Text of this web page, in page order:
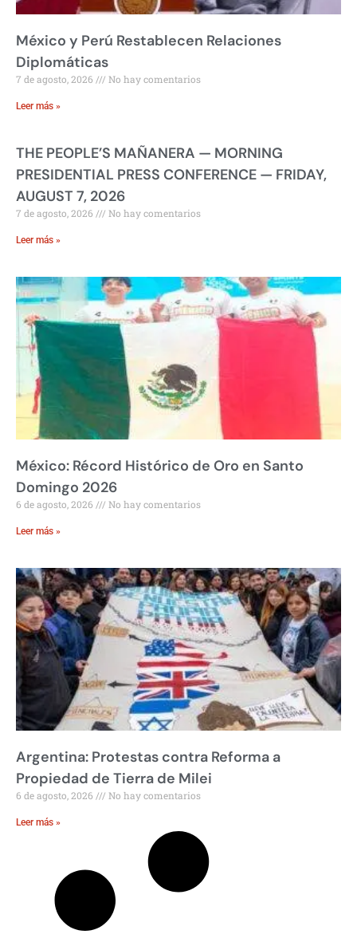
México y Perú Restablecen Relaciones
Diplomáticas
7 de agosto, 2026 No hay comentarios
Leer más »
THE PEOPLE’S MAÑANERA — MORNING
PRESIDENTIAL PRESS CONFERENCE — FRIDAY,
AUGUST 7, 2026
7 de agosto, 2026 No hay comentarios
Leer más »
México: Récord Histórico de Oro en Santo
Domingo 2026
6 de agosto, 2026 No hay comentarios
Leer más »
Argentina: Protestas contra Reforma a
Propiedad de Tierra de Milei
6 de agosto, 2026 No hay comentarios
Leer más »